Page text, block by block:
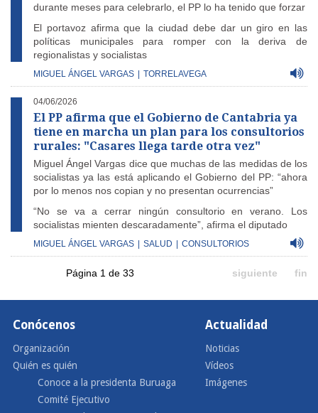
durante meses para celebrarlo, el PP lo ha tenido que forzar
El portavoz afirma que la ciudad debe dar un giro en las
políticas municipales para romper con la deriva de
regionalistas y socialistas
MIGUEL ÁNGEL VARGAS TORRELAVEGA
04/06/2026
El PP afirma que el Gobierno de Cantabria ya
tiene en marcha un plan para los consultorios
rurales: "Casares llega tarde otra vez"
Miguel Ángel Vargas dice que muchas de las medidas de los
socialistas ya las está aplicando el Gobierno del PP: “ahora
por lo menos nos copian y no presentan ocurrencias”
“No se va a cerrar ningún consultorio en verano. Los
socialistas mienten descaradamente”, afirma el diputado
MIGUEL ÁNGEL VARGAS SALUD CONSULTORIOS
Página 1 de 33 siguiente fin
Conócenos
Organización
Quién es quién
Conoce a la presidenta Buruaga
Comité Ejecutivo
Actualidad
Noticias
Vídeos
Imágenes